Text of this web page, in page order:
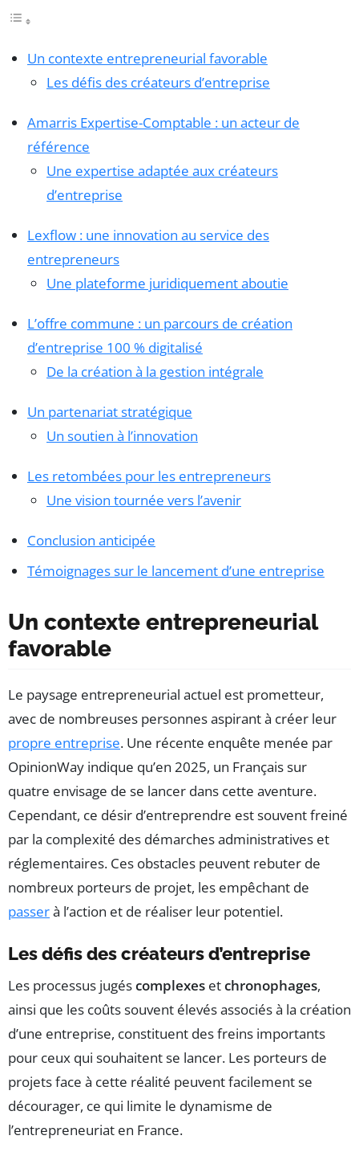
Un contexte entrepreneurial favorable
Les défis des créateurs d’entreprise
Amarris Expertise-Comptable : un acteur de
référence
Une expertise adaptée aux créateurs
d’entreprise
Lexflow : une innovation au service des
entrepreneurs
Une plateforme juridiquement aboutie
L’offre commune : un parcours de création
d’entreprise 100 % digitalisé
De la création à la gestion intégrale
Un partenariat stratégique
Un soutien à l’innovation
Les retombées pour les entrepreneurs
Une vision tournée vers l’avenir
Conclusion anticipée
Témoignages sur le lancement d’une entreprise
Un contexte entrepreneurial
favorable
Le paysage entrepreneurial actuel est prometteur,
avec de nombreuses personnes aspirant à créer leur
propre entreprise. Une récente enquête menée par
OpinionWay indique qu’en 2025, un Français sur
quatre envisage de se lancer dans cette aventure.
Cependant, ce désir d’entreprendre est souvent freiné
par la complexité des démarches administratives et
réglementaires. Ces obstacles peuvent rebuter de
nombreux porteurs de projet, les empêchant de
passerà l’action et de réaliser leur potentiel.
Les défis des créateurs d’entreprise
Les processus jugéscomplexes etchronophages,
ainsi que les coûts souvent élevés associés à la création
d’une entreprise, constituent des freins importants
pour ceux qui souhaitent se lancer. Les porteurs de
projets face à cette réalité peuvent facilement se
décourager, ce qui limite le dynamisme de
l’entrepreneuriat en France.